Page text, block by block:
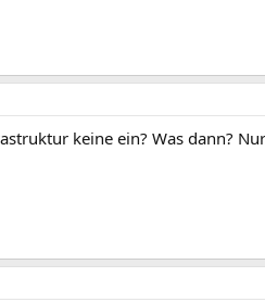
keine ein? Was dann?